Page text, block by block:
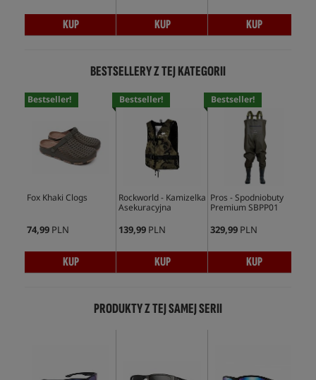
KUP KUP KUP
BESTSELLERY Z TEJ KATEGORII
Bestseller!
Fox Khaki Clogs
74,99 PLN
KUP
Bestseller!
Rockworld - Kamizelka
Asekuracyjna
139,99 PLN
KUP
Bestseller!
Pros - Spodniobuty
Premium SBPP01
329,99 PLN
KUP
PRODUKTY Z TEJ SAMEJ SERII